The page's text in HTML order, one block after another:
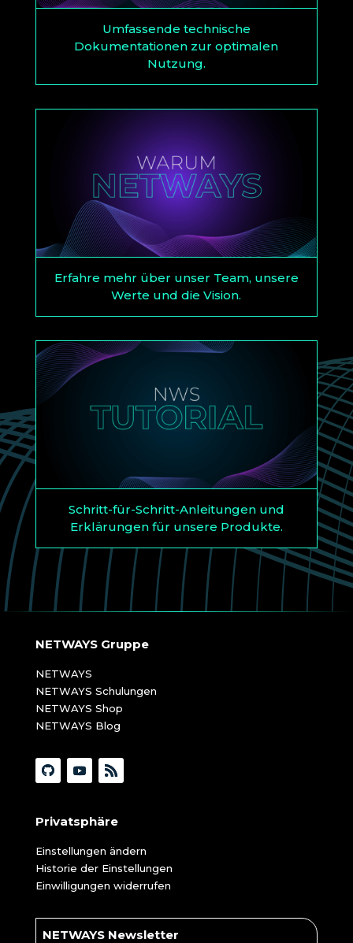
Umfassende technische
Dokumentationen zur optimalen
Nutzung.
Erfahre mehr über unser Team, unsere
Werte und die Vision.
Schritt-für-Schritt-Anleitungen und
Erklärungen für unsere Produkte.
NETWAYS Gruppe
NETWAYS
NETWAYS Schulungen
NETWAYS Shop
NETWAYS Blog
Privatsphäre
Einstellungen ändern
Historie der Einstellungen
Einwilligungen widerrufen
NETWAYS Newsletter